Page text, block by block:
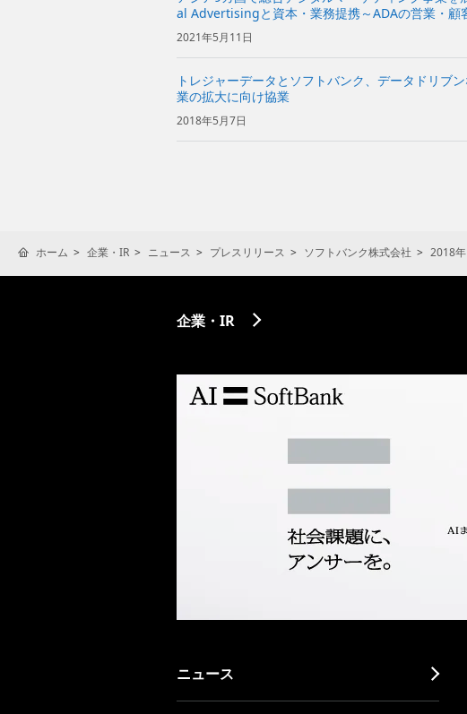
al Advertisingと資本・業務提携～ADAの営業・顧
ータ・AI事業における知見を活用して、アジアにお
事業展開を加速～...
2021年5月11日
トレジャーデータとソフトバンク、データドリブ
業の拡大に向け協業
2018年5月7日
ホーム 企業・IR ニュース プレスリリース ソフトバンク株式会社 2018年
企業・IR
ニュース